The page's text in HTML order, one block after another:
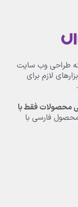
طراحی وب سایت
لازم برای
محصولات فقط با
فارسی با